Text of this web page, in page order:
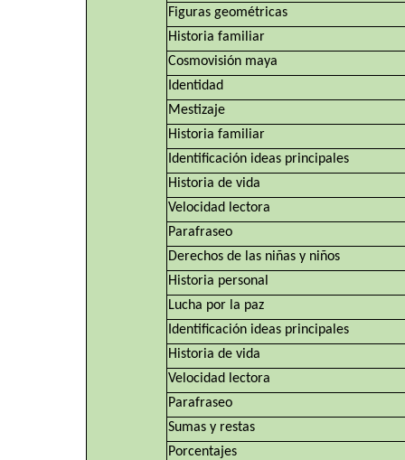
Figuras geométricas
Historia familiar
Cosmovisión maya
Identidad
Mestizaje
Historia familiar
Identificación ideas principales
Historia de vida
Velocidad lectora
Parafraseo
Derechos de las niñas y niños
Historia personal
Lucha por la paz
Identificación ideas principales
Historia de vida
Velocidad lectora
Parafraseo
Sumas y restas
Porcentajes